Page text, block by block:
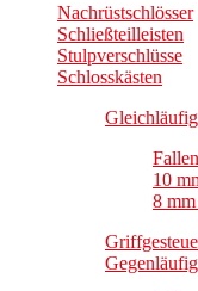
Nachrüstschlösser
Schließteilleisten
Stulpverschlüsse
Schlosskästen
Gleichläufig
Fallen
10
8
Gegenläufig